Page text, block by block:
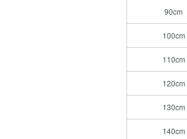
90cm
100cm
110cm
120cm
130cm
140cm